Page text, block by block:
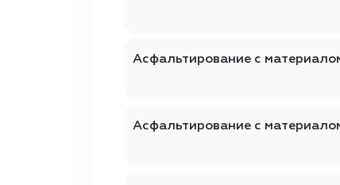
Асфальтирование с
Асфальтирование с